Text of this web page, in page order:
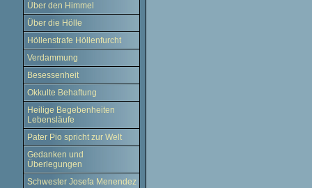
Über den Himmel
Über die Hölle
Höllenstrafe Höllenfurcht
Verdammung
Besessenheit
Okkulte Behaftung
Heilige Begebenheiten
Lebensläufe
Pater Pio spricht zur Welt
Gedanken und
Überlegungen
Schwester Josefa Menendez